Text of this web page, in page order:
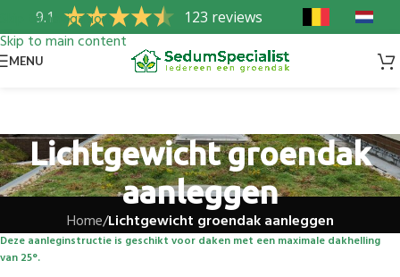
Skip to navigation
Skip to main content
9.1 123 reviews
MENU
Lichtgewicht groendak
aanleggen
Home/Lichtgewicht groendak aanleggen
Deze aanleginstructie is geschikt voor daken met een maximale dakhelling
van 25°.